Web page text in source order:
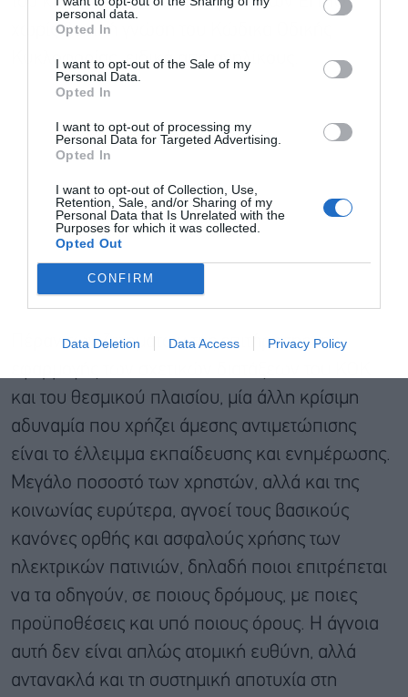
personal data.
Opted In
I want to opt-out of the Sale of my
Personal Data.
Opted In
I want to opt-out of processing my
Personal Data for Targeted Advertising.
Opted In
I want to opt-out of Collection, Use,
Retention, Sale, and/or Sharing of my
Personal Data that Is Unrelated with the
Purposes for which it was collected.
Opted Out
CONFIRM
Data Deletion Data Access Privacy Policy
χωρίς βασική γνώση του Κώδικα Οδικής
Κυκλοφορίας, ειδικά από ανηλίκους.
Πέραν των ζητημάτων της επιτήρησης της
και του θεσμικού πλαισίου, μία άλλη κρίσιμη
αδυναμία που χρήζει άμεσης αντιμετώπισης
είναι το έλλειμμα εκπαίδευσης και ενημέρωσης.
Μεγάλο ποσοστό των χρηστών, αλλά και της
κοινωνίας ευρύτερα, αγνοεί τους βασικούς
κανόνες ορθής και ασφαλούς χρήσης των
ηλεκτρικών πατινιών, δηλαδή ποιοι επιτρέπεται
να τα οδηγούν, σε ποιους δρόμους, με ποιες
προϋποθέσεις και υπό ποιους όρους. Η άγνοια
αυτή δεν είναι απλώς ατομική ευθύνη, αλλά
αντανακλά και τη συστημική αποτυχία στη
και την πολιτική απορρήτου